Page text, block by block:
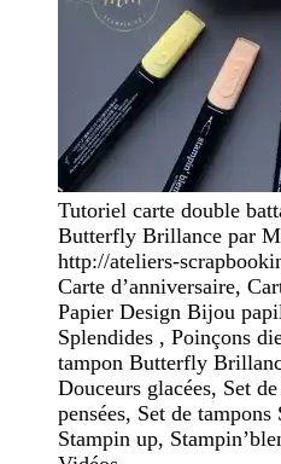
Tutoriel carte double
Butterfly Brillance par
http://ateliers-
Carte d’anniversaire,
Papier Design Bijou
Splendides , Poinçons
tampon Butterfly
Douceurs glacées, Set
pensées, Set de
Stampin up,